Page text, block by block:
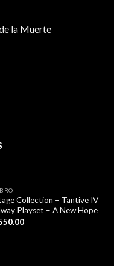
la Muerte
Collection – Tantive IV
Playset – A New Hope